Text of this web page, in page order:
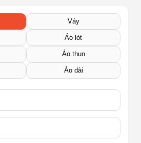
Váy
Áo lót
Áo thun
Áo dài